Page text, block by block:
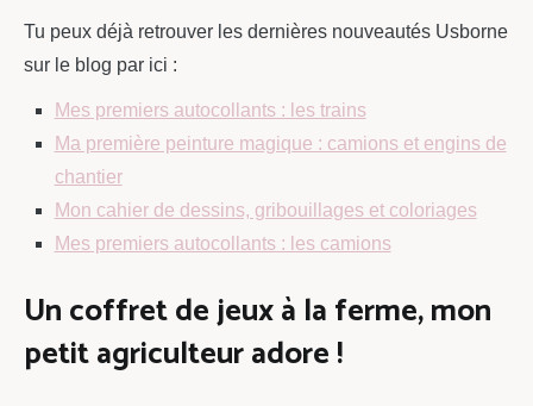
Tu peux déjà retrouver les dernières nouveautés Usborne
sur le blog par ici :
Mes premiers autocollants : les trains
Ma première peinture magique : camions et engins de
chantier
Mon cahier de dessins, gribouillages et coloriages
Mes premiers autocollants : les camions
Un coffret de jeux à la ferme, mon
petit agriculteur adore !